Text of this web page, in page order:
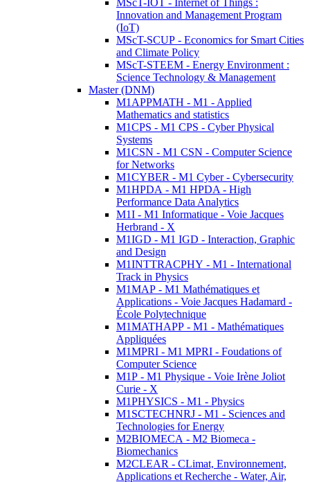
MScT-IOT - Internet of Things :
Innovation and Management Program
(IoT)
MScT-SCUP - Economics for Smart Cities
and Climate Policy
MScT-STEEM - Energy Environment :
Science Technology & Management
Master (DNM)
M1APPMATH - M1 - Applied
Mathematics and statistics
M1CPS - M1 CPS - Cyber Physical
Systems
M1CSN - M1 CSN - Computer Science
for Networks
M1CYBER - M1 Cyber - Cybersecurity
M1HPDA - M1 HPDA - High
Performance Data Analytics
M1I - M1 Informatique - Voie Jacques
Herbrand - X
M1IGD - M1 IGD - Interaction, Graphic
and Design
M1INTTRACPHY - M1 - International
Track in Physics
M1MAP - M1 Mathématiques et
Applications - Voie Jacques Hadamard -
École Polytechnique
M1MATHAPP - M1 - Mathématiques
Appliquées
M1MPRI - M1 MPRI - Foudations of
Computer Science
M1P - M1 Physique - Voie Irène Joliot
Curie - X
M1PHYSICS - M1 - Physics
M1SCTECHNRJ - M1 - Sciences and
Technologies for Energy
M2BIOMECA - M2 Biomeca -
Biomechanics
M2CLEAR - CLimat, Environnement,
Applications et Recherche - Water, Air,